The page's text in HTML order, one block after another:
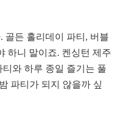
골든 홀리데이 파티, 버블
하니 말이죠. 켄싱턴 제주
와 하루 종일 즐기는 풀
파티가 되지 않을까 싶